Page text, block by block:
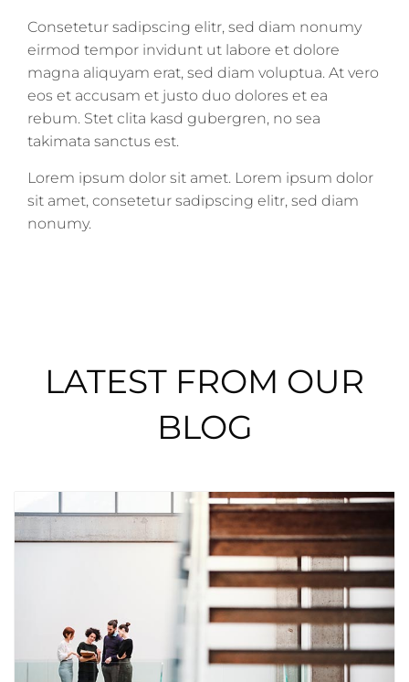
Consetetur sadipscing elitr, sed diam nonumy
eirmod tempor invidunt ut labore et dolore
magna aliquyam erat, sed diam voluptua. At vero
eos et accusam et justo duo dolores et ea
rebum. Stet clita kasd gubergren, no sea
takimata sanctus est.
Lorem ipsum dolor sit amet. Lorem ipsum dolor
sit amet, consetetur sadipscing elitr, sed diam
nonumy.
LATEST FROM OUR
BLOG